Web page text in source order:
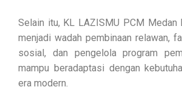
Selain itu, KL LAZISMU PCM Medan
menjadi wadah pembinaan relawan,
sosial, dan pengelola program
mampu beradaptasi dengan
era modern.